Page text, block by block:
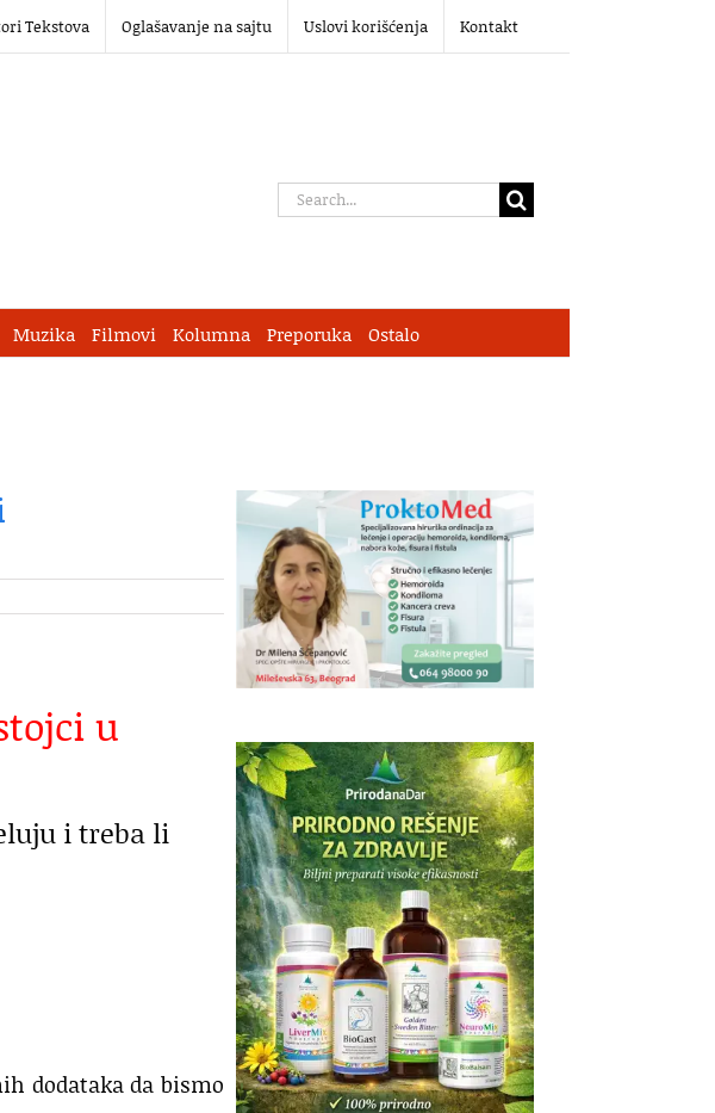
Tekstova Oglašavanje na sajtu Uslovi korišćenja Kontakt
Search
Muzika Filmovi Kolumna Preporuka Ostalo
u
i treba li
dodataka da bismo